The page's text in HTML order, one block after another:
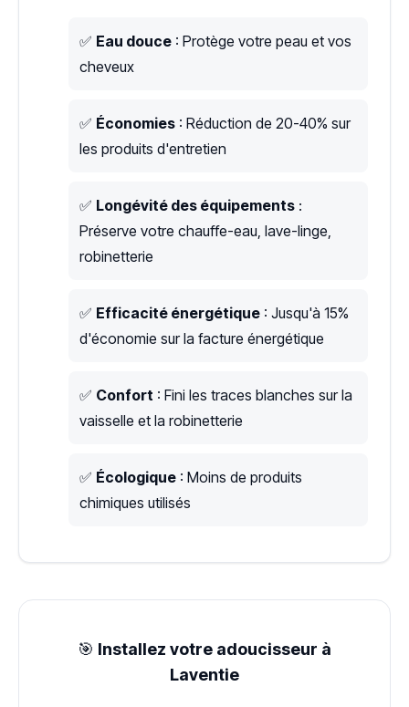
✅ Eau douce : Protège votre peau et vos
cheveux
✅ Économies : Réduction de 20-40% sur
les produits d'entretien
✅ Longévité des équipements :
Préserve votre chauffe-eau, lave-linge,
robinetterie
✅ Efficacité énergétique : Jusqu'à 15%
d'économie sur la facture énergétique
✅ Confort : Fini les traces blanches sur la
vaisselle et la robinetterie
✅ Écologique : Moins de produits
chimiques utilisés
🎯 Installez votre adoucisseur à
Laventie